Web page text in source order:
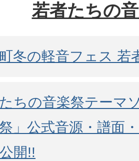
若者たちの
冬の軽音フェス 若
ちの音楽祭テーマ
」公式音源・譜面
開!!